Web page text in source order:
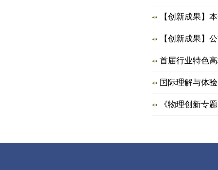
【创新成果】
【创新成果】
首届行业特色
国际理解与体
《物理创新专